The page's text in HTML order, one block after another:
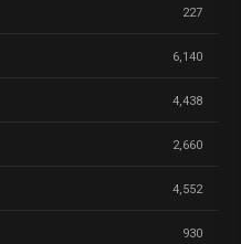
227
6,140
4,438
2,660
4,552
930